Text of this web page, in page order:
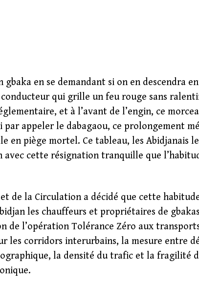
en se demandant si on en descendra
qui grille un feu rouge sans
et à l’avant de l’engin, ce
appeler le dabagaou, ce prolongement
piège mortel. Ce tableau, les Abidjanais le
cette résignation tranquille que
de la Circulation a décidé que cette
les chauffeurs et propriétaires de
l’opération Tolérance Zéro aux
les corridors interurbains, la mesure entre
la densité du trafic et la fragilité